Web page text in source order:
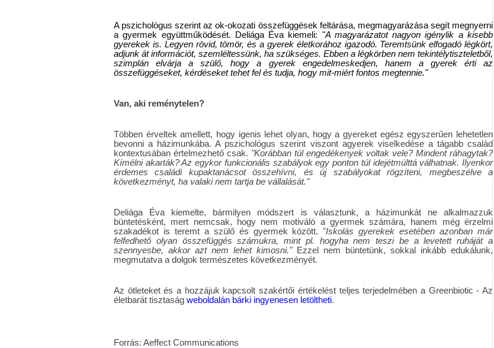
A pszichológus szerint az ok-okozati összefüggések feltárása, megmagyarázása segít megnyerni
a gyermek együttműködését. Deliága Éva kiemeli: "A magyarázatot nagyon igénylik a kisebb
gyerekek is. Legyen rövid, tömör, és a gyerek életkorához igazodó. Teremtsünk elfogadó légkört,
adjunk át információt, szemléltessünk, ha szükséges. Ebben a légkörben nem tekintélytiszteletből,
szimplán elvárja a szülő, hogy a gyerek engedelmeskedjen, hanem a gyerek érti az
összefüggéseket, kérdéseket tehet fel és tudja, hogy mit-miért fontos megtennie."
Van, aki reménytelen?
Többen érveltek amellett, hogy igenis lehet olyan, hogy a gyereket egész egyszerűen lehetetlen
bevonni a házimunkába. A pszichológus szerint viszont agyerek viselkedése a tágabb család
kontextusában értelmezhető csak. "Korábban túl engedékenyek voltak vele? Mindent ráhagytak?
Kímélni akarták? Az egykor funkcionális szabályok egy ponton túl idejétmúlttá válhatnak. Ilyenkor
érdemes családi kupaktanácsot összehívni, és új szabályokat rögzíteni, megbeszélve a
következményt, ha valaki nem tartja be vállalását."
Deliága Éva kiemelte, bármilyen módszert is választunk, a házimunkát ne alkalmazzuk
büntetésként, mert nemcsak, hogy nem motiváló a gyermek számára, hanem még érzelmi
szakadékot is teremt a szülő és gyermek között. "Iskolás gyerekek esetében azonban már
felfedhető olyan összefüggés számukra, mint pl. hogyha nem teszi be a levetett ruháját a
szennyesbe, akkor azt nem lehet kimosni."Ezzel nem büntetünk, sokkal inkább edukálunk,
megmutatva a dolgok természetes következményét.
Az ötleteket és a hozzájuk kapcsolt szakértői értékelést teljes terjedelmében a Greenbiotic - Az
életbarát tisztaság weboldalán bárki ingyenesen letöltheti.
Forrás: Aeffect Communications